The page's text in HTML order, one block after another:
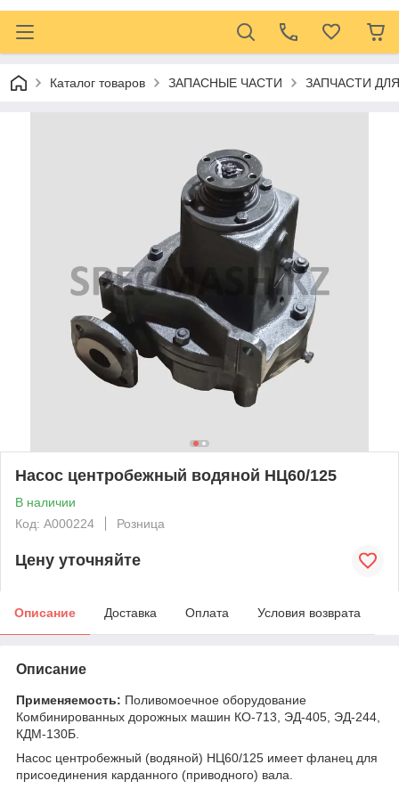
Каталог товаров ЗАПАСНЫЕ ЧАСТИ ЗАПЧАСТИ
Насос центробежный водяной НЦ60/125
В наличии
Код: А000224
Розница
Цену уточняйте
Описание Доставка Оплата Условия возврата
Описание
Применяемость: Поливомоечное оборудование
Комбинированных дорожных машин КО-713, ЭД-405, ЭД-244,
КДМ-130Б.
Насос центробежный (водяной) НЦ60/125 имеет фланец для
присоединения карданного (приводного) вала.